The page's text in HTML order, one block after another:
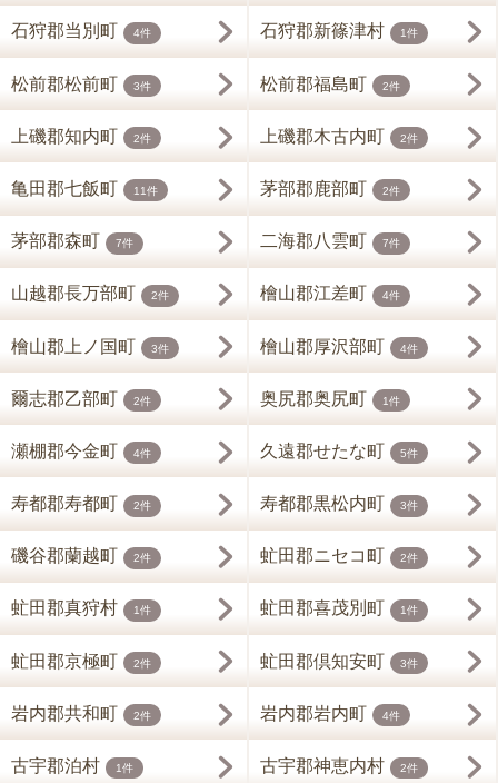
石狩郡当別町 4件 石狩郡新篠津村 1件
松前郡松前町 3件 松前郡福島町 2件
上磯郡知内町 2件 上磯郡木古内町 2件
亀田郡七飯町 11件 茅部郡鹿部町 2件
茅部郡森町 7件 二海郡八雲町 7件
山越郡長万部町 2件 檜山郡江差町 4件
檜山郡上ノ国町 3件 檜山郡厚沢部町 4件
爾志郡乙部町 2件 奥尻郡奥尻町 1件
瀬棚郡今金町 4件 久遠郡せたな町 5件
寿都郡寿都町 2件 寿都郡黒松内町 3件
磯谷郡蘭越町 2件 虻田郡ニセコ町 2件
虻田郡真狩村 1件 虻田郡喜茂別町 1件
虻田郡京極町 2件 虻田郡倶知安町 3件
岩内郡共和町 2件 岩内郡岩内町 4件
古宇郡泊村 1件 古宇郡神恵内村 2件